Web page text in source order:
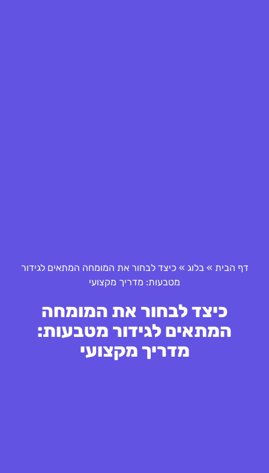
דף הבית »בלוג » כיצד לבחור את המומחה המתאים לגידור
מטבעות: מדריך מקצועי
כיצד לבחור את המומחה
המתאים לגידור מטבעות:
מדריך מקצועי